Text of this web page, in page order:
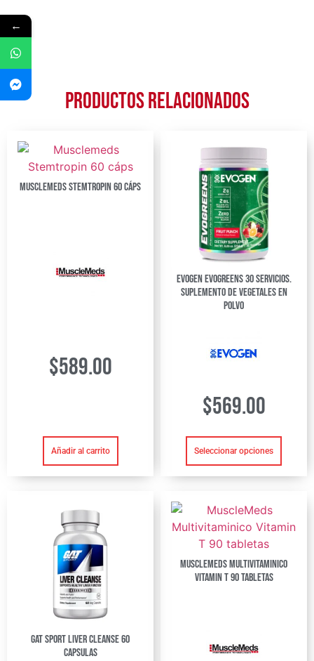
Productos relacionados
Musclemeds Stemtropin 60 cáps
$589.00
Añadir al carrito
Evogen Evogreens 30 Servicios.
Suplemento de Vegetales en
Polvo
$569.00
Seleccionar opciones
GAT Sport Liver Cleanse 60
capsulas
MuscleMeds Multivitaminico
Vitamin T 90 tabletas
←